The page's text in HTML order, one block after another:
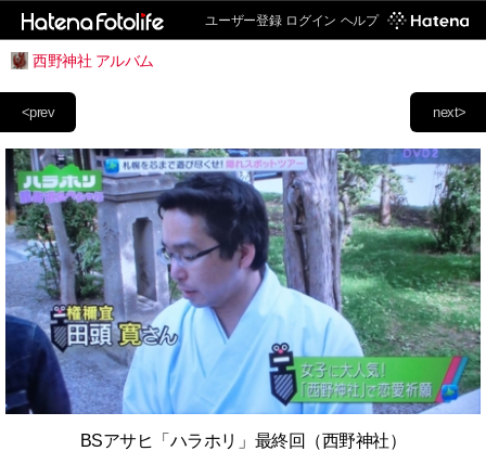
ユーザー登録 ログイン ヘルプ
西野神社 アルバム
next>
<prev
BSアサヒ「ハラホリ」最終回（西野神社）